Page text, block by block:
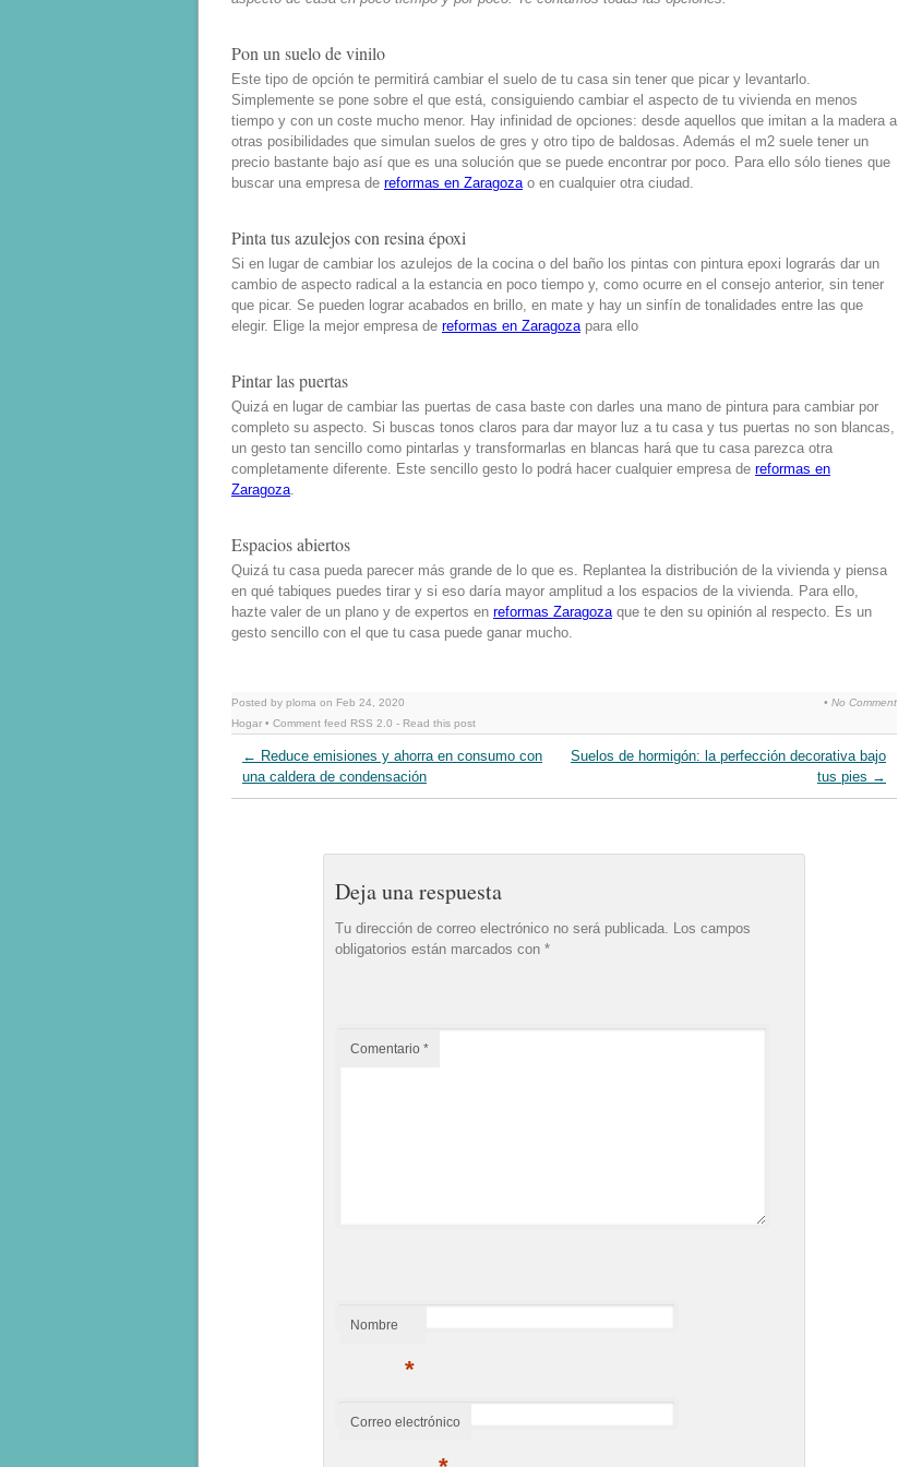
Pon un suelo de vinilo
Este tipo de opción te permitirá cambiar el suelo de tu casa sin tener que picar y levantarlo.
Simplemente se pone sobre el que está, consiguiendo cambiar el aspecto de tu vivienda en menos
tiempo y con un coste mucho menor. Hay infinidad de opciones: desde aquellos que imitan a la madera a
otras posibilidades que simulan suelos de gres y otro tipo de baldosas. Además el m2 suele tener un
precio bastante bajo así que es una solución que se puede encontrar por poco. Para ello sólo tienes que
buscar una empresa de reformas en Zaragozao en cualquier otra ciudad.
Pinta tus azulejos con resina époxi
Si en lugar de cambiar los azulejos de la cocina o del baño los pintas con pintura epoxi lograrás dar un
cambio de aspecto radical a la estancia en poco tiempo y, como ocurre en el consejo anterior, sin tener
que picar. Se pueden lograr acabados en brillo, en mate y hay un sinfín de tonalidades entre las que
elegir. Elige la mejor empresa de reformas en Zaragozapara ello
Pintar las puertas
Quizá en lugar de cambiar las puertas de casa baste con darles una mano de pintura para cambiar por
completo su aspecto. Si buscas tonos claros para dar mayor luz a tu casa y tus puertas no son blancas,
un gesto tan sencillo como pintarlas y transformarlas en blancas hará que tu casa parezca otra
completamente diferente. Este sencillo gesto lo podrá hacer cualquier empresa de reformas en
Zaragoza.
Espacios abiertos
Quizá tu casa pueda parecer más grande de lo que es. Replantea la distribución de la vivienda y piensa
en qué tabiques puedes tirar y si eso daría mayor amplitud a los espacios de la vivienda. Para ello,
hazte valer de un plano y de expertos en reformas Zaragozaque te den su opinión al respecto. Es un
gesto sencillo con el que tu casa puede ganar mucho.
Posted by ploma on Feb 24, 2020
Hogar • Comment feed RSS 2.0 - Read this post
• No Comment
← Reduce emisiones y ahorra en consumo con
una caldera de condensación
Suelos de hormigón: la perfección decorativa bajo
tus pies →
Deja una respuesta
Tu dirección de correo electrónico no será publicada. Los campos
obligatorios están marcados con *
Comentario *
Nombre
*
Correo electrónico